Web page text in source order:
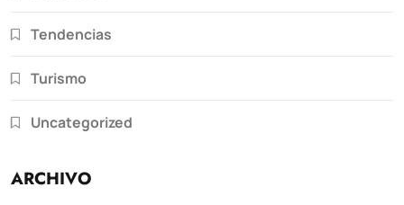
Tendencias
Turismo
Uncategorized
ARCHIVO